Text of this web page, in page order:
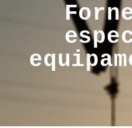
™®©Todos os
empresa Filtroparts.